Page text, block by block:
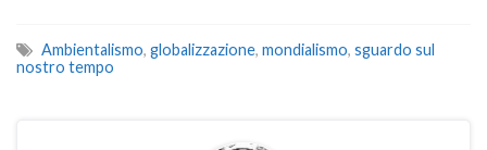
Ambientalismo, globalizzazione, mondialismo, sguardo sul
nostro tempo